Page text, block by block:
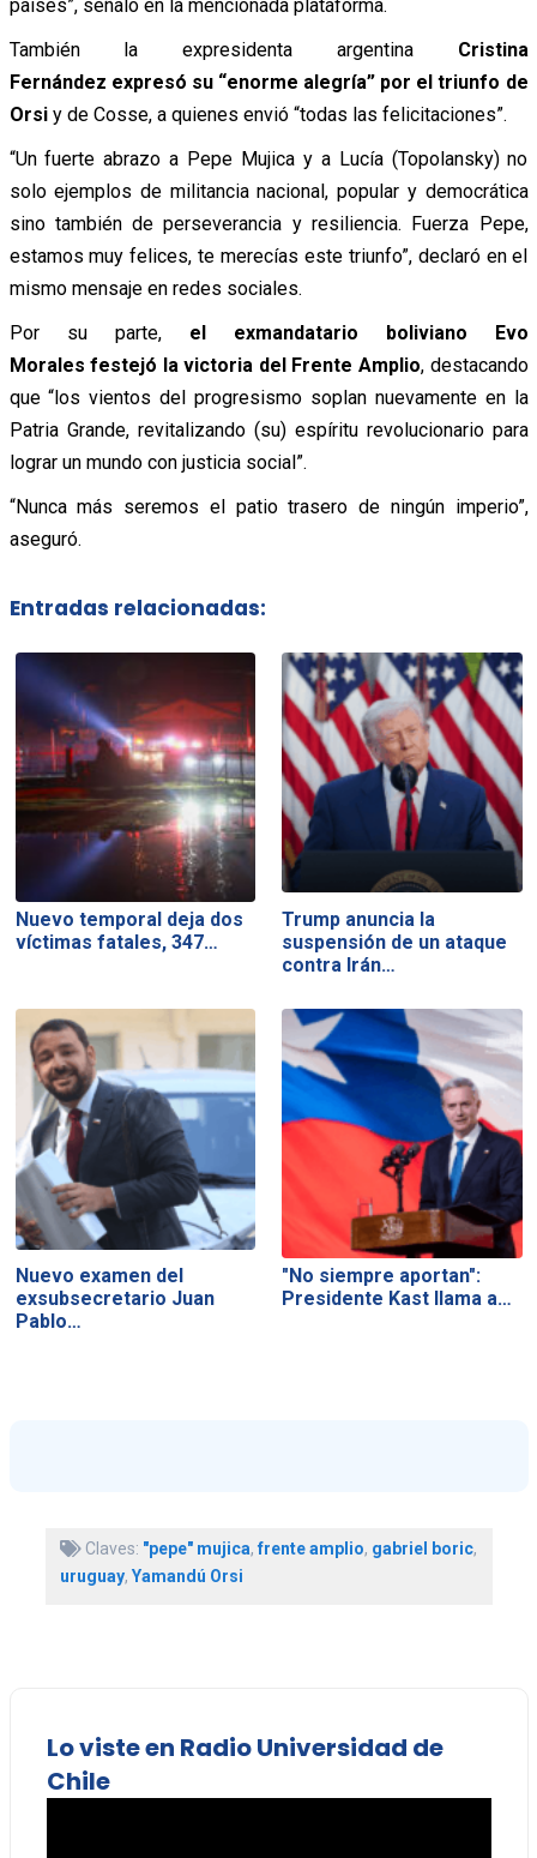
países”, señaló en la mencionada plataforma.
También la expresidenta argentinaCristina
Fernández expresó su “enorme alegría” por el triunfo de
Orsiy de Cosse, a quienes envió “todas las felicitaciones”.
“Un fuerte abrazo a Pepe Mujica y a Lucía (Topolansky) no
solo ejemplos de militancia nacional, popular y democrática
sino también de perseverancia y resiliencia. Fuerza Pepe,
estamos muy felices, te merecías este triunfo”, declaró en el
mismo mensaje en redes sociales.
Por su parte, el exmandatario boliviano Evo
Morales festejó la victoria del Frente Amplio, destacando
que “los vientos del progresismo soplan nuevamente en la
Patria Grande, revitalizando (su) espíritu revolucionario para
lograr un mundo con justicia social”.
“Nunca más seremos el patio trasero de ningún imperio”,
aseguró.
Entradas relacionadas:
Nuevo temporal deja dos
víctimas fatales, 347…
Trump anuncia la
suspensión de un ataque
contra Irán…
Nuevo examen del
exsubsecretario Juan
Pablo…
"No siempre aportan":
Presidente Kast llama a…
Claves: "pepe" mujica,frente amplio, gabriel boric,
uruguay, Yamandú Orsi
Lo viste en Radio Universidad de
Chile